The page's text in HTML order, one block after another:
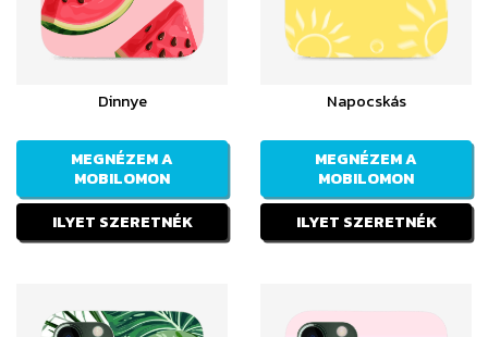
Dinnye
MEGNÉZEM A
MOBILOMON
ILYET SZERETNÉK
Napocskás
MEGNÉZEM A
MOBILOMON
ILYET SZERETNÉK